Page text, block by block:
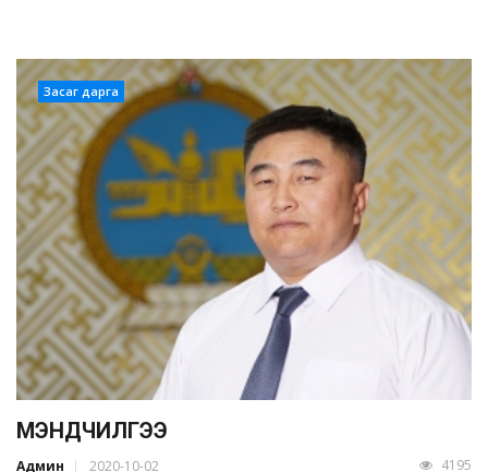
Засаг дарга
МЭНДЧИЛГЭЭ
Админ 2020-10-02 4195